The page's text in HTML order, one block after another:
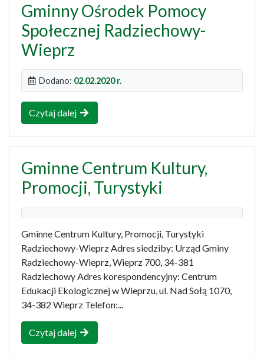
Gminny Ośrodek Pomocy
Społecznej Radziechowy-
Wieprz
Dodano: 02.02.2020 r.
Czytaj dalej
Gminne Centrum Kultury,
Promocji, Turystyki
Gminne Centrum Kultury, Promocji, Turystyki
Radziechowy-Wieprz Adres siedziby: Urząd Gminy
Radziechowy-Wieprz, Wieprz 700, 34-381
Radziechowy Adres korespondencyjny: Centrum
Edukacji Ekologicznej w Wieprzu, ul. Nad Sołą 1070,
34-382 Wieprz Telefon:...
Czytaj dalej